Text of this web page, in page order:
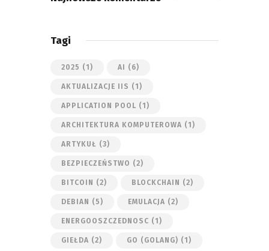
Tagi
2025 (1) AI (6)
AKTUALIZACJE IIS (1)
APPLICATION POOL (1)
ARCHITEKTURA KOMPUTEROWA (1)
ARTYKUŁ (3)
BEZPIECZEŃSTWO (2)
BITCOIN (2) BLOCKCHAIN (2)
DEBIAN (5) EMULACJA (2)
ENERGOOSZCZEDNOSC (1)
GIEŁDA (2) GO (GOLANG) (1)